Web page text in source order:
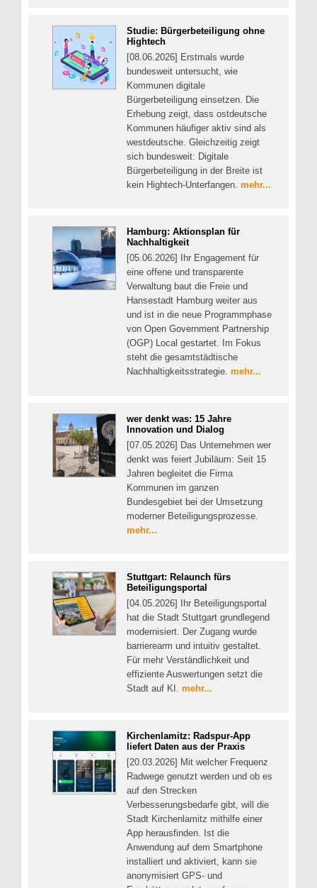
Studie: Bürgerbeteiligung ohne
Hightech
[08.06.2026] Erstmals wurde
bundesweit untersucht, wie
Kommunen digitale
Bürgerbeteiligung einsetzen. Die
Erhebung zeigt, dass ostdeutsche
Kommunen häufiger aktiv sind als
westdeutsche. Gleichzeitig zeigt
sich bundesweit: Digitale
Bürgerbeteiligung in der Breite ist
kein Hightech-Unterfangen. mehr...
Hamburg: Aktionsplan für
Nachhaltigkeit
[05.06.2026] Ihr Engagement für
eine offene und transparente
Verwaltung baut die Freie und
Hansestadt Hamburg weiter aus
und ist in die neue Programmphase
von Open Government Partnership
(OGP) Local gestartet. Im Fokus
steht die gesamtstädtische
Nachhaltigkeitsstrategie. mehr...
wer denkt was: 15 Jahre
Innovation und Dialog
[07.05.2026] Das Unternehmen wer
denkt was feiert Jubiläum: Seit 15
Jahren begleitet die Firma
Kommunen im ganzen
Bundesgebiet bei der Umsetzung
moderner Beteiligungsprozesse.
mehr...
Stuttgart: Relaunch fürs
Beteiligungsportal
[04.05.2026] Ihr Beteiligungsportal
hat die Stadt Stuttgart grundlegend
modernisiert. Der Zugang wurde
barrierearm und intuitiv gestaltet.
Für mehr Verständlichkeit und
effiziente Auswertungen setzt die
Stadt auf KI. mehr...
Kirchenlamitz: Radspur-App
liefert Daten aus der Praxis
[20.03.2026] Mit welcher Frequenz
Radwege genutzt werden und ob es
auf den Strecken
Verbesserungsbedarfe gibt, will die
Stadt Kirchenlamitz mithilfe einer
App herausfinden. Ist die
Anwendung auf dem Smartphone
installiert und aktiviert, kann sie
anonymisiert GPS- und